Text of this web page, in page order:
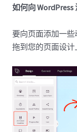
如何向
要向页面添加一
拖到您的页面设计